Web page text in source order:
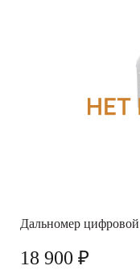
Дальномер
18 900 ₽